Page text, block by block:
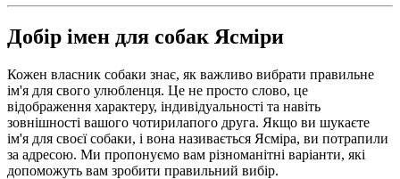
Добір імен для собак Ясміри
Кожен власник собаки знає, як важливо вибрати правильне
ім'я для свого улюбленця. Це не просто слово, це
відображення характеру, індивідуальності та навіть
зовнішності вашого чотирилапого друга. Якщо ви шукаєте
ім'я для своєї собаки, і вона називається Ясміра, ви потрапили
за адресою. Ми пропонуємо вам різноманітні варіанти, які
допоможуть вам зробити правильний вибір.